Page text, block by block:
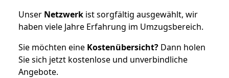
Unser Netzwerk ist sorgfältig ausgewählt, wir
haben viele Jahre Erfahrung im Umzugsbereich.
Sie möchten eine Kostenübersicht? Dann holen
Sie sich jetzt kostenlose und unverbindliche
Angebote.